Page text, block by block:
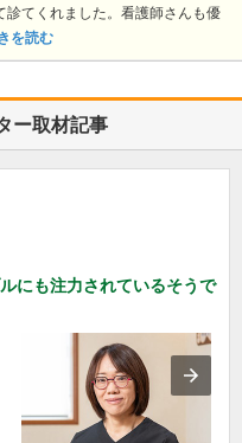
診てくれました。看護師さんも優
を読む
ー取材記事
にも注力されているそうで